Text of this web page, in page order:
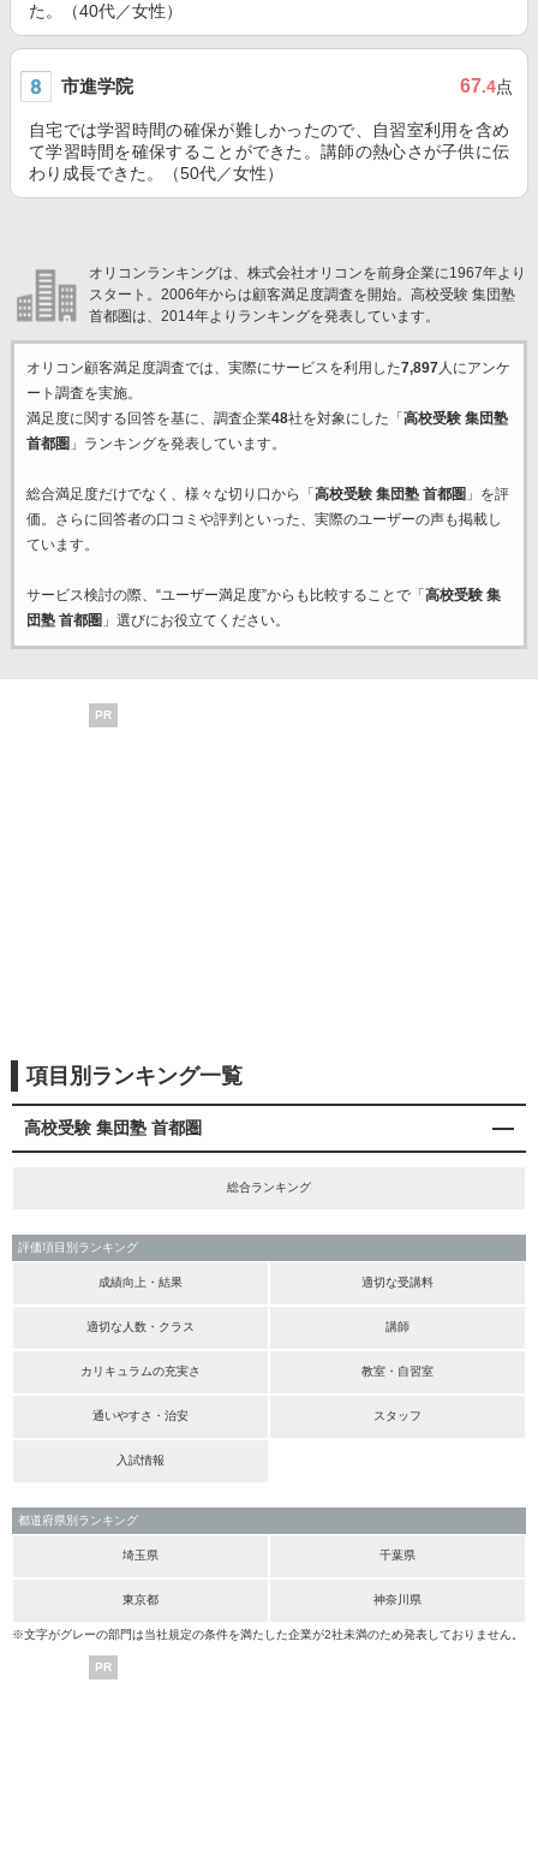
た。（40代／女性）
市進学院 67.4点
自宅では学習時間の確保が難しかったので、自習室利用を含め
て学習時間を確保することができた。講師の熱心さが子供に伝
わり成長できた。（50代／女性）
オリコンランキングは、株式会社オリコンを前身企業に1967年より
スタート。2006年からは顧客満足度調査を開始。高校受験 集団塾
首都圏は、2014年よりランキングを発表しています。
オリコン顧客満足度調査では、実際にサービスを利用した7,897人にアンケ
ート調査を実施。
満足度に関する回答を基に、調査企業48社を対象にした「 高校受験 集団塾
首都圏 」ランキングを発表しています。
総合満足度だけでなく、様々な切り口から「 高校受験 集団塾 首都圏 」を評
価。さらに回答者の口コミや評判といった、実際のユーザーの声も掲載し
ています。
サービス検討の際、“ユーザー満足度”からも比較することで「 高校受験 集
団塾 首都圏 」選びにお役立てください。
PR
項目別ランキング一覧
高校受験 集団塾 首都圏
総合ランキング
評価項目別ランキング
成績向上・結果 適切な受講料
適切な人数・クラス 講師
カリキュラムの充実さ 教室・自習室
通いやすさ・治安 スタッフ
入試情報
都道府県別ランキング
埼玉県 千葉県
東京都 神奈川県
※文字がグレーの部門は当社規定の条件を満たした企業が2社未満のため発表しておりません。
PR